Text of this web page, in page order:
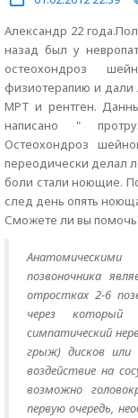
Александр 22
назад был у
остеохондроз
физиотерапию и дали
МРТ и рентген.
написано "
Остеохондроз
переодически делал
боли стали ноющие.
след день опять
Сможете ли вы
позвоночника
отростках 2-6
через который
симпатический
грыж) дисков или
воздействие на
возможно
первую очередь,